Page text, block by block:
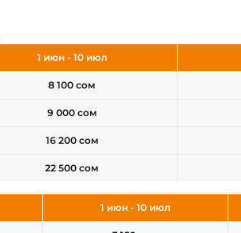
1 июн - 10 июл
8 100 сом
9 000 сом
16 200 сом
22 500 сом
1 июн - 10 июл